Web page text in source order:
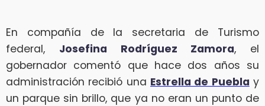
En compañía de la secretaria de Turismo
federal, Josefina Rodríguez Zamora, el
gobernador comentó que hace dos años su
administración recibió una Estrella de Puebla y
un parque sin brillo, que ya no eran un punto de